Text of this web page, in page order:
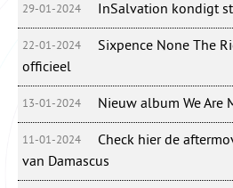
29-01-2024 InSalvation kondigt
22-01-2024
Sixpence None The
officieel
13-01-2024 Nieuw album We Are
11-01-2024
Check hier de
van Damascus